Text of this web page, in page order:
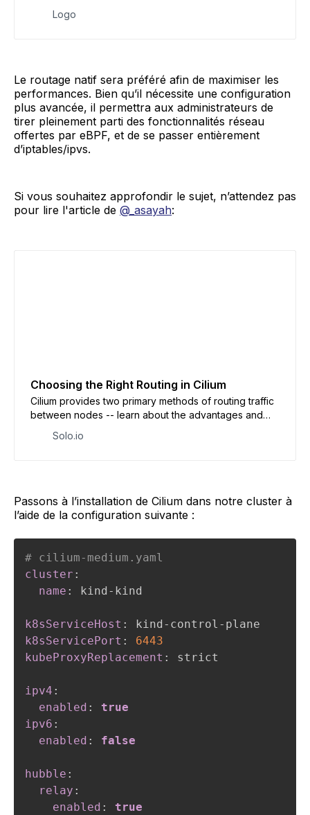
Logo
Le routage natif sera préféré afin de maximiser les
performances. Bien qu’il nécessite une configuration
plus avancée, il permettra aux administrateurs de
tirer pleinement parti des fonctionnalités réseau
offertes par eBPF, et de se passer entièrement
d’iptables/ipvs.
Si vous souhaitez approfondir le sujet, n’attendez pas
pour lire l'article de @_asayah:
Choosing the Right Routing in Cilium
Cilium provides two primary methods of routing traffic
between nodes -- learn about the advantages and
Solo.io
Passons à l’installation de Cilium dans notre cluster à
l’aide de la configuration suivante :
# cilium-medium.yaml
cluster :
name : kind - kind
k8sServiceHost : kind - control -
k8sServicePort :
6443
kubeProxyReplacement : strict
ipv4 :
enabled :
true
ipv6 :
enabled : false
hubble :
relay :
enabled :
true